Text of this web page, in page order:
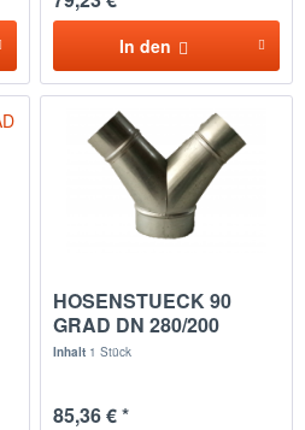
In den
HOSENSTUECK 90
GRAD DN 280/200
Inhalt 1 Stück
85,36 € *